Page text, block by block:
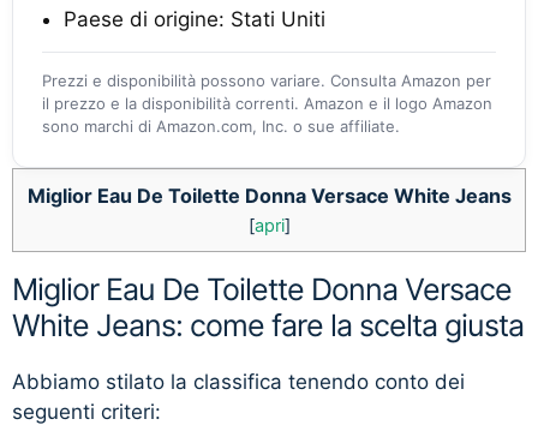
Paese di origine: Stati Uniti
Prezzi e disponibilità possono variare. Consulta Amazon per
il prezzo e la disponibilità correnti. Amazon e il logo Amazon
sono marchi di Amazon.com, Inc. o sue affiliate.
Miglior Eau De Toilette Donna Versace White Jeans
[apri]
Miglior Eau De Toilette Donna Versace
White Jeans: come fare la scelta giusta
Abbiamo stilato la classifica tenendo conto dei
seguenti criteri: